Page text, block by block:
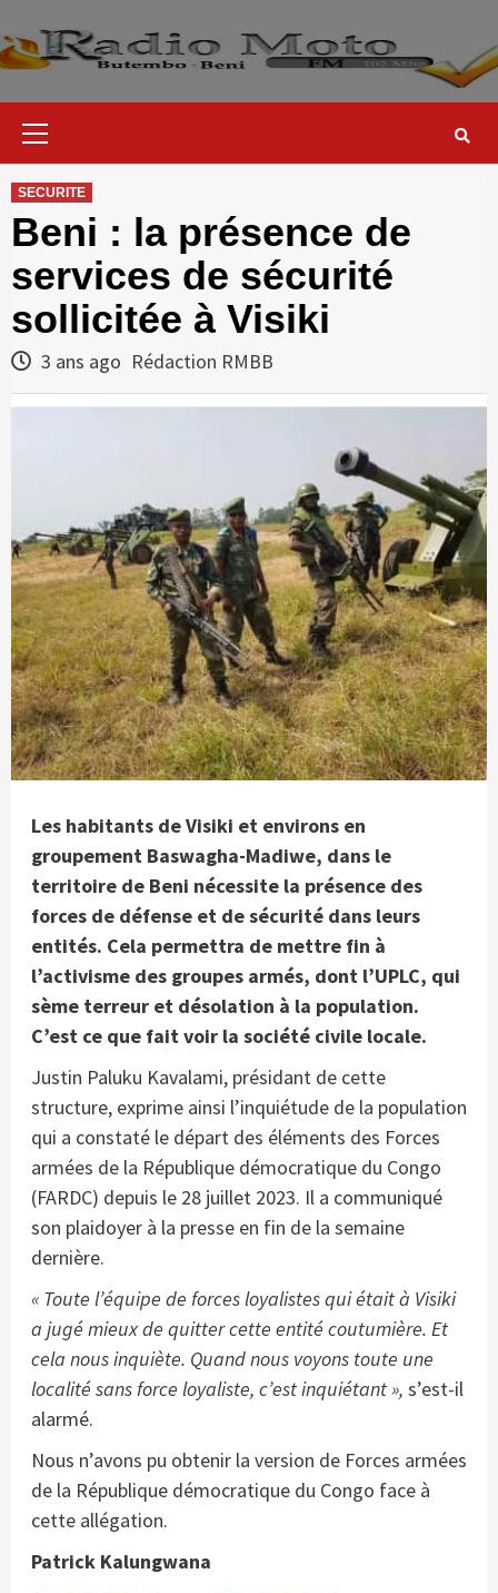
to
content
SECURITE
Beni : la présence de
services de sécurité
sollicitée à Visiki
3 ans ago Rédaction RMBB
Les habitants de Visiki et environs en
groupement Baswagha-Madiwe, dans le
territoire de Beni nécessite la présence des
forces de défense et de sécurité dans leurs
entités. Cela permettra de mettre fin à
l’activisme des groupes armés, dont l’UPLC, qui
sème terreur et désolation à la population.
C’est ce que fait voir la société civile locale.
Justin Paluku Kavalami, présidant de cette
structure, exprime ainsi l’inquiétude de la population
qui a constaté le départ des éléments des Forces
armées de la République démocratique du Congo
(FARDC) depuis le 28 juillet 2023. Il a communiqué
son plaidoyer à la presse en fin de la semaine
dernière.
« Toute l’équipe de forces loyalistes qui était à Visiki
a jugé mieux de quitter cette entité coutumière. Et
cela nous inquiète. Quand nous voyons toute une
localité sans force loyaliste, c’est inquiétant », s’est-il
alarmé.
Nous n’avons pu obtenir la version de Forces armées
de la République démocratique du Congo face à
cette allégation.
Patrick Kalungwana